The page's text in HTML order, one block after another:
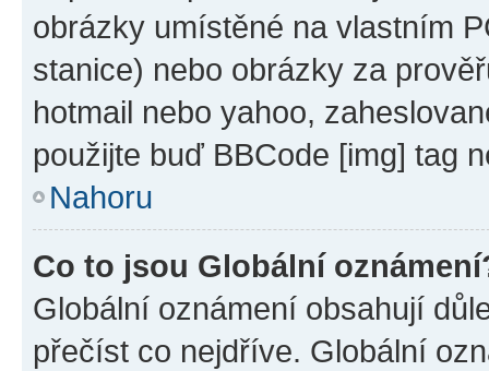
obrázky umístěné na vlastním
stanice) nebo obrázky za
hotmail nebo yahoo,
použijte buď BBCode [img] tag
Nahoru
Co to jsou Globální
Globální oznámení obsahují
přečíst co nejdříve. Globální